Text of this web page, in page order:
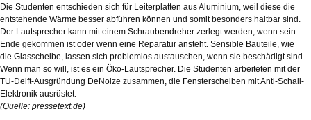
Die Studenten entschieden sich für Leiterplatten aus Aluminium, weil diese die
entstehende Wärme besser abführen können und somit besonders haltbar sind.
Der Lautsprecher kann mit einem Schraubendreher zerlegt werden, wenn sein
Ende gekommen ist oder wenn eine Reparatur ansteht. Sensible Bauteile, wie
die Glasscheibe, lassen sich problemlos austauschen, wenn sie beschädigt sind.
Wenn man so will, ist es ein Öko-Lautsprecher. Die Studenten arbeiteten mit der
TU-Delft-Ausgründung DeNoize zusammen, die Fensterscheiben mit Anti-Schall-
Elektronik ausrüstet.
(Quelle: pressetext.de)